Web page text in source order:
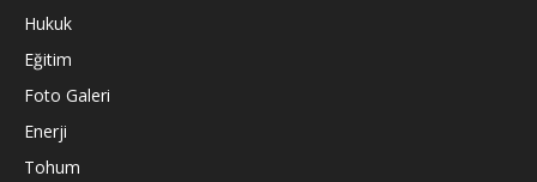
Hukuk
Eğitim
Foto Galeri
Enerji
Tohum